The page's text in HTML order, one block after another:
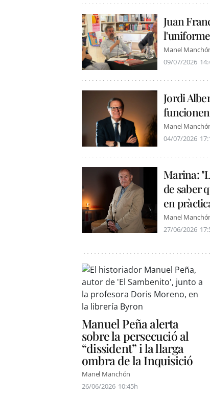
Juan
l'uniforme
Manel
09/07/2026
Jordi
Manel
04/07/2026
Marina:
de saber
en
Manel
27/06/2026
Manuel Peña alerta
sobre la persecució al
“dissident” i la llarga
ombra de la Inquisició
Manel Manchón
26/06/2026 10:45h